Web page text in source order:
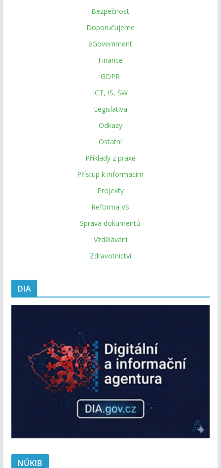
Bezpečnost
Doporučujeme
eGovernment
Finance
GDPR
ICT, IS, SW
Legislativa
Odkazy
Ostatní
Příklady z praxe
Přístup k informacím
Projekty
Reforma VS
Správa dokumentů
Vzdělávání
Zdravotnictví
DIA
NÚKIB